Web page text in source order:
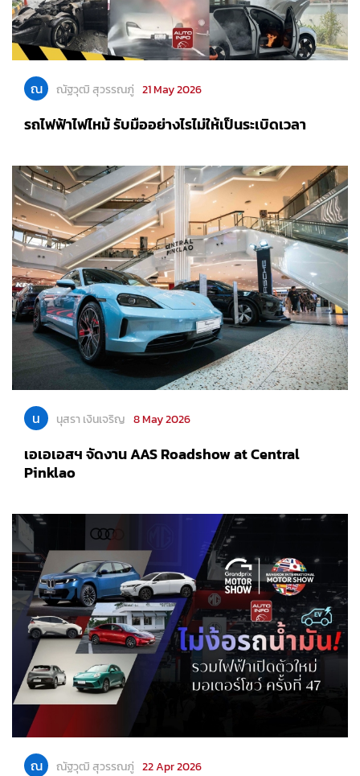
ณ ณัฐวุฒิ สุวรรณภู่ 21 May 2026
รถไฟฟ้าไฟไหม้ รับมืออย่างไรไม่ให้เป็นระเบิดเวลา
น นุสรา เงินเจริญ 8 May 2026
เอเอเอสฯ จัดงาน AAS Roadshow at Central
Pinklao
ณ ณัฐวุฒิ สุวรรณภู่ 22 Apr 2026